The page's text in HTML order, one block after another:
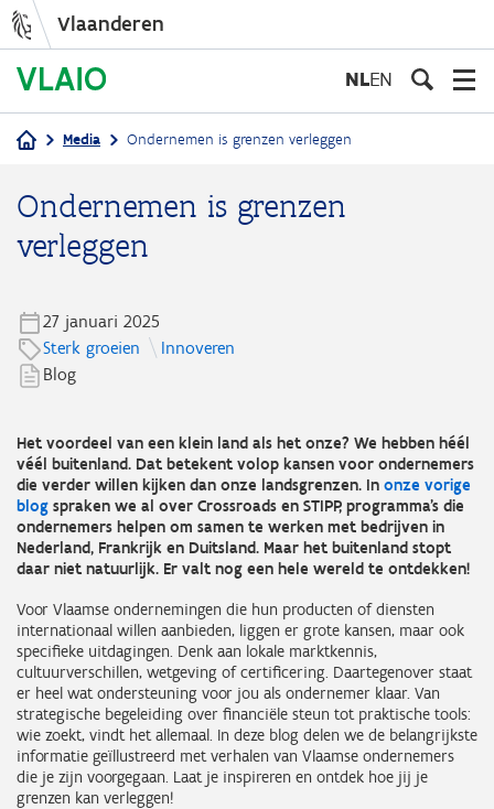
inhoud
Vlaanderen
NLEN
Media Ondernemen is grenzen verleggen
Ondernemen is grenzen
verleggen
27 januari 2025
Sterk groeien
Innoveren
Blog
Het voordeel van een klein land als het onze? We hebben héél
véél buitenland. Dat betekent volop kansen voor ondernemers
die verder willen kijken dan onze landsgrenzen. In onze vorige
blog spraken we al over Crossroads en STIPP, programma’s die
ondernemers helpen om samen te werken met bedrijven in
Nederland, Frankrijk en Duitsland. Maar het buitenland stopt
daar niet natuurlijk. Er valt nog een hele wereld te ontdekken!
Voor Vlaamse ondernemingen die hun producten of diensten
internationaal willen aanbieden, liggen er grote kansen, maar ook
specifieke uitdagingen. Denk aan lokale marktkennis,
cultuurverschillen, wetgeving of certificering. Daartegenover staat
er heel wat ondersteuning voor jou als ondernemer klaar. Van
strategische begeleiding over financiële steun tot praktische tools:
wie zoekt, vindt het allemaal. In deze blog delen we de belangrijkste
informatie geïllustreerd met verhalen van Vlaamse ondernemers
die je zijn voorgegaan. Laat je inspireren en ontdek hoe jij je
grenzen kan verleggen!